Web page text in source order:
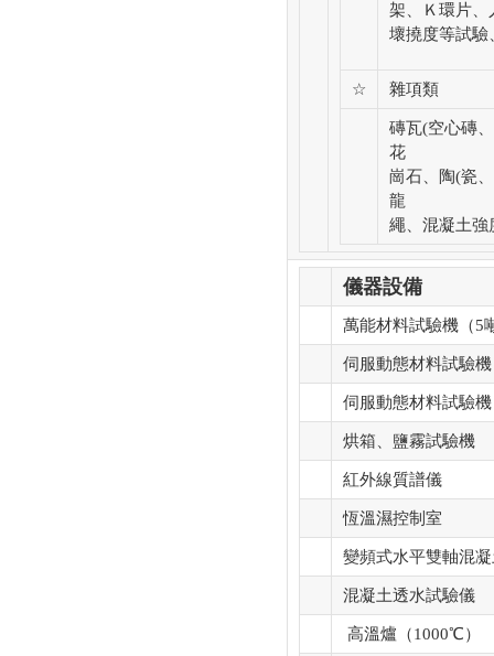
架、Ｋ環片、
壞撓度等試驗
☆ 雜項類
磚瓦(空心磚
花
崗石、陶(瓷
龍
繩、混凝土強
儀器設備
萬能材料試驗機（5
伺服動態材料試驗
伺服動態材料試驗
烘箱、鹽霧試驗機
紅外線質譜儀
恆溫濕控制室
變頻式水平雙軸混
混凝土透水試驗儀
高溫爐（1000℃）